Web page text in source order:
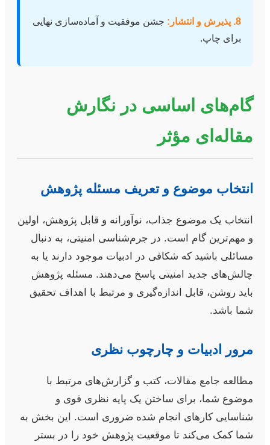
8. پذیرش و انتشار:
جشن موفقیت و آماده‌سازی نهایی
برای چاپ.
گام‌های اساسی در نگارش
مقاله‌ای مؤثر
انتخاب موضوع و تعریف مسئله پژوهش
انتخاب یک موضوع جذاب، نوآورانه و قابل پژوهش، اولین
و مهم‌ترین گام است. در جرم‌شناسی امنیتی، به دنبال
مسائلی باشید که شکافی در ادبیات موجود دارند یا به
چالش‌های جدید امنیتی پاسخ می‌دهند. مسئله پژوهش
باید روشن، قابل اندازه‌گیری و مرتبط با اهداف تحقیق
شما باشد.
مرور ادبیات و چارچوب نظری
مطالعه جامع مقالات، کتب و گزارش‌های مرتبط با
موضوع شما، برای ساختن یک پایه نظری قوی و
شناسایی کارهای انجام شده ضروری است. این بخش به
شما کمک می‌کند تا موقعیت پژوهش خود را در بستر